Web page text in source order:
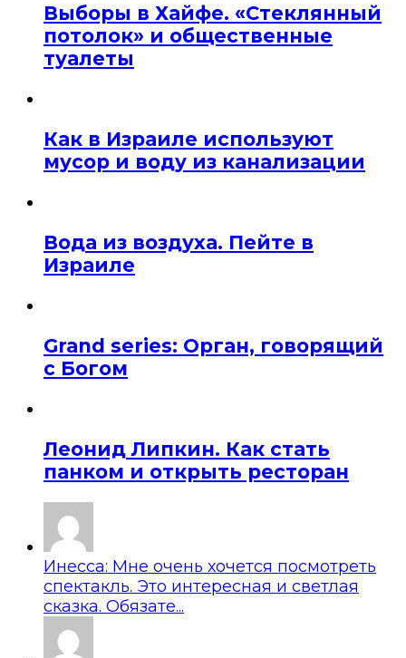
Выборы в Хайфе. «Стеклянный
потолок» и общественные
туалеты
Как в Израиле используют
мусор и воду из канализации
Вода из воздуха. Пейте в
Израиле
Grand series: Орган, говорящий
с Богом
Леонид Липкин. Как стать
панком и открыть ресторан
Инесса: Мне очень хочется посмотреть
спектакль. Это интересная и светлая
сказка. Обязате...